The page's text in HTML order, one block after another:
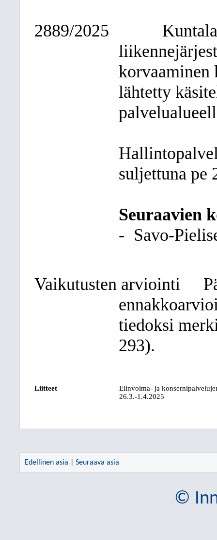
2889/2025
lähtetty
suljettuna pe
Seuraavien
- Savo-
Vaikutusten arviointi
tiedoksi
293).
Liitteet
Elinvoima- ja
26.3.-1.4.2025
Edellinen asia Seuraava asia
©